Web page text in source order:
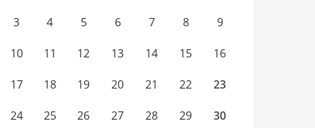
3 4 5 6 7 8 9
10 11 12 13 14 15 16
17 18 19 20 21 22 23
24 25 26 27 28 29 30